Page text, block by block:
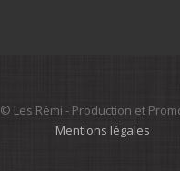
© Les Rémi - Production et
Mentions légales